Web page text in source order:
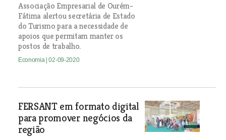
Associação Empresarial de Ourém-
Fátima alertou secretária de Estado
do Turismo para a necessidade de
apoios que permitam manter os
postos de trabalho.
Economia | 02-09-2020
FERSANT em formato digital
para promover negócios da
região